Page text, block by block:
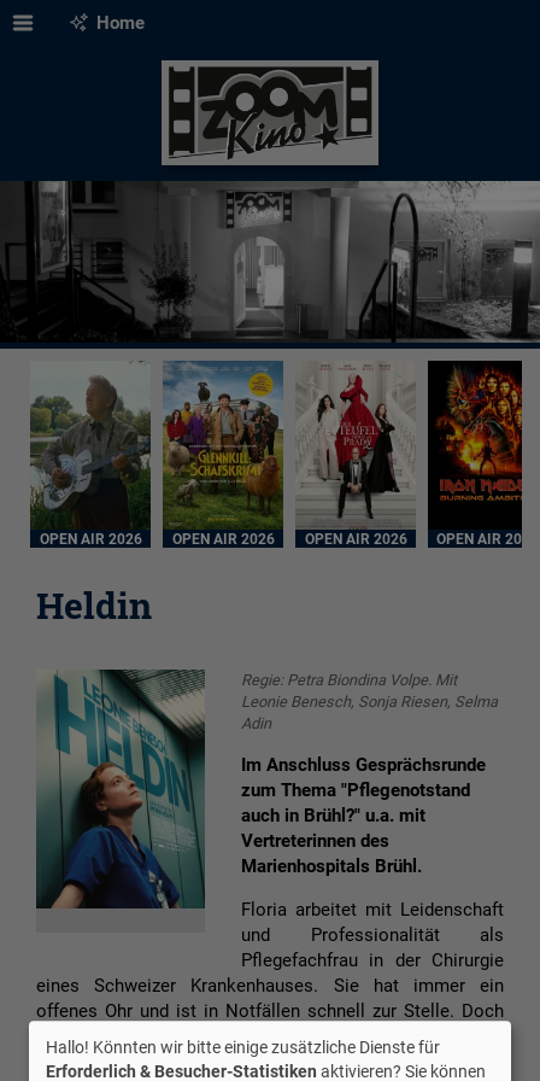
Home
OPEN AIR 2026 OPEN AIR 2026 OPEN AIR 2026 OPEN AIR 2026
Heldin
Regie: Petra Biondina Volpe. Mit
Leonie Benesch, Sonja Riesen, Selma
Adin
Im Anschluss Gesprächsrunde
zum Thema "Pflegenotstand
auch in Brühl?" u.a. mit
Vertreterinnen des
Marienhospitals Brühl.
Floria arbeitet mit Leidenschaft
und Professionalität als
Pflegefachfrau in der Chirurgie
eines Schweizer Krankenhauses. Sie hat immer ein
offenes Ohr und ist in Notfällen schnell zur Stelle. Doch
der Alltag ist oft chaotisch. An einem Tag ihrer
Spätschicht fällt auf der überfüllten, unterbesetzten
Hallo! Könnten wir bitte einige zusätzliche Dienste für
Erforderlich & Besucher-Statistiken aktivieren? Sie können